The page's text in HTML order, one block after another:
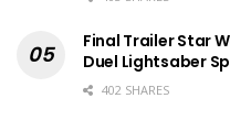
Final Trailer Star
Duel Lightsaber
402 SHARES